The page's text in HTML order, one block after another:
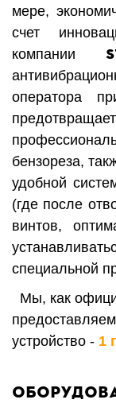
мере,
счет
компании
оператора
бензореза,
удобной
(где после
винтов,
специальной
Мы, как
устройство - 1